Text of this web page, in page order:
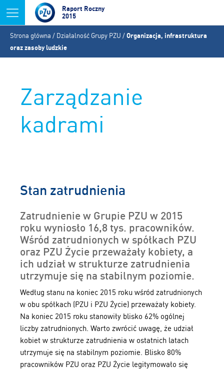
Jump to navigation
Raport Roczny
2015
Jesteś
tutaj
Strona główna / Działalność Grupy PZU /Organizacja, infrastruktura
oraz zasoby ludzkie
Zarządzanie
kadrami
Stan zatrudnienia
Zatrudnienie w Grupie PZU w 2015
roku wyniosło 16,8 tys. pracowników.
Wśród zatrudnionych w spółkach PZU
oraz PZU Życie przeważały kobiety, a
ich udział w strukturze zatrudnienia
utrzymuje się na stabilnym poziomie.
Według stanu na koniec 2015 roku wśród zatrudnionych
w obu spółkach (PZU i PZU Życie) przeważały kobiety.
Na koniec 2015 roku stanowiły blisko 62% ogólnej
liczby zatrudnionych. Warto zwrócić uwagę, że udział
kobiet w strukturze zatrudnienia w ostatnich latach
utrzymuje się na stabilnym poziomie. Blisko 80%
pracowników PZU oraz PZU Życie legitymowało się